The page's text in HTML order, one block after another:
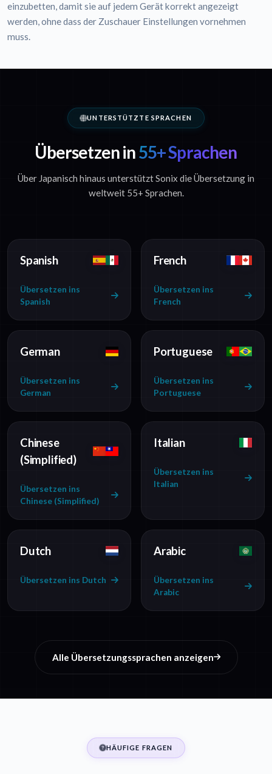
einzubetten, damit sie auf jedem Gerät korrekt angezeigt
werden, ohne dass der Zuschauer Einstellungen vornehmen
muss.
UNTERSTÜTZTE SPRACHEN
Übersetzen in55+ Sprachen
Über Japanisch hinaus unterstützt Sonix die Übersetzung in
weltweit 55+ Sprachen.
Spanish
Übersetzen ins
Spanish
French
Übersetzen ins
French
German
Übersetzen ins
German
Portuguese
Übersetzen ins
Portuguese
Chinese
(Simplified)
Übersetzen ins
Chinese (Simplified)
Italian
Übersetzen ins
Italian
Dutch
Übersetzen ins Dutch
Arabic
Übersetzen ins
Arabic
Alle Übersetzungssprachen anzeigen
HÄUFIGE FRAGEN